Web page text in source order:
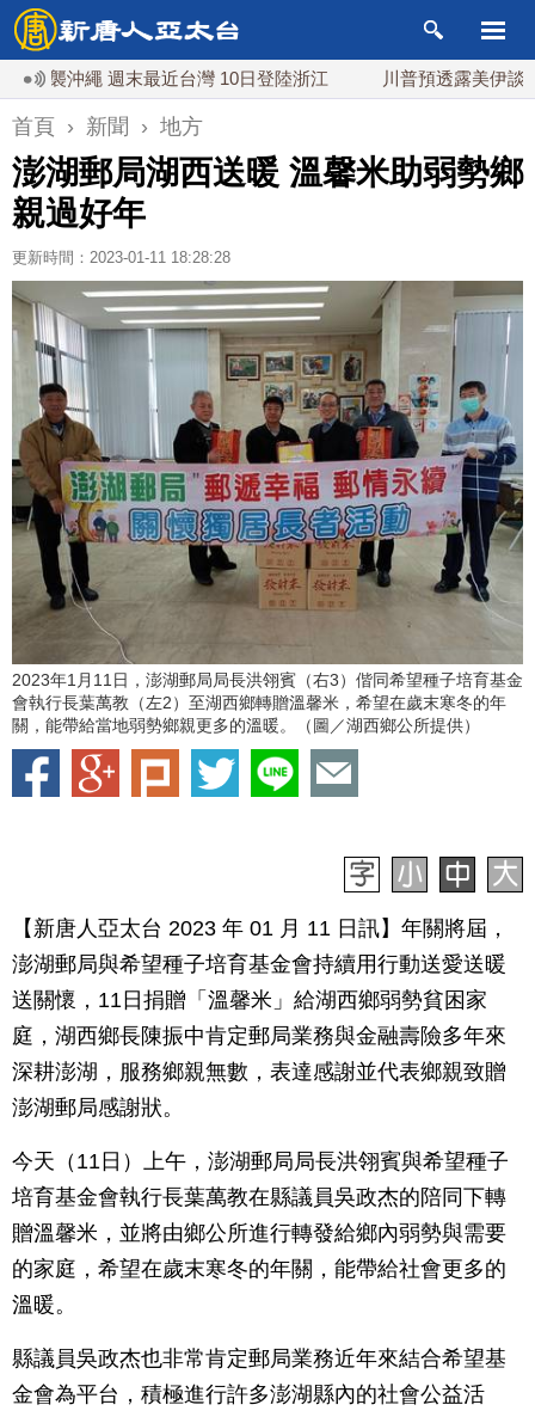
沖繩 週末最近台灣 10日登陸浙江 川普預透露美伊談判進
首頁 › 新聞 › 地方
澎湖郵局湖西送暖 溫馨米助弱勢鄉
親過好年
更新時間：2023-01-11 18:28:28
2023年1月11日，澎湖郵局局長洪翎賓（右3）偕同希望種子培育基金
會執行長葉萬教（左2）至湖西鄉轉贈溫馨米，希望在歲末寒冬的年
關，能帶給當地弱勢鄉親更多的溫暖。（圖／湖西鄉公所提供）
【新唐人亞太台 2023 年 01 月 11 日訊】年關將屆，
澎湖郵局與希望種子培育基金會持續用行動送愛送暖
送關懷，11日捐贈「溫馨米」給湖西鄉弱勢貧困家
庭，湖西鄉長陳振中肯定郵局業務與金融壽險多年來
深耕澎湖，服務鄉親無數，表達感謝並代表鄉親致贈
澎湖郵局感謝狀。
今天（11日）上午，澎湖郵局局長洪翎賓與希望種子
培育基金會執行長葉萬教在縣議員吳政杰的陪同下轉
贈溫馨米，並將由鄉公所進行轉發給鄉內弱勢與需要
的家庭，希望在歲末寒冬的年關，能帶給社會更多的
溫暖。
縣議員吳政杰也非常肯定郵局業務近年來結合希望基
金會為平台，積極進行許多澎湖縣內的社會公益活